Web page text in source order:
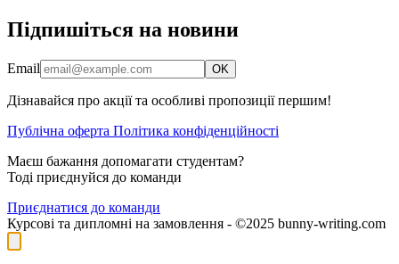
Підпишіться на новини
Email OK
Дізнавайся про акції та особливі пропозиції першим!
Публічна оферта Політика конфіденційності
Маєш бажання допомагати студентам?
Тоді приєднуйся до команди
Приєднатися до команди
Курсові та дипломні на замовлення - ©2025 bunny-writing.com